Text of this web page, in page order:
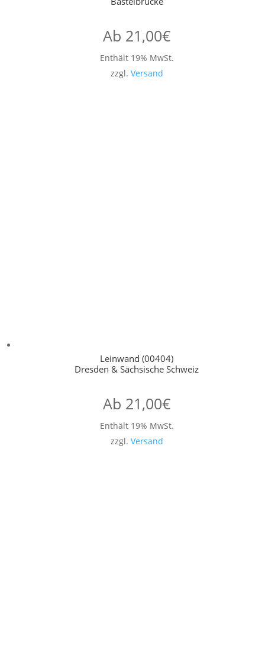
Ab 21,00€
Enthält 19% MwSt.
zzgl. Versand
Leinwand (00404)
Dresden & Sächsische Schweiz
Ab 21,00€
Enthält 19% MwSt.
zzgl. Versand